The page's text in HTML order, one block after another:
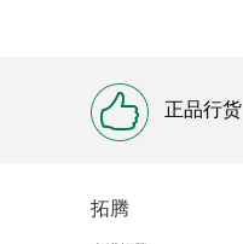
正品行货
拓腾